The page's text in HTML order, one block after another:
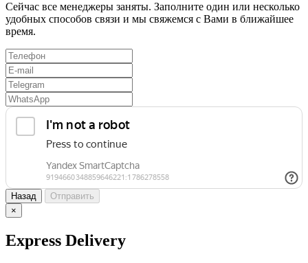
Сейчас все менеджеры заняты. Заполните один или несколько
удобных способов связи и мы свяжемся с Вами в ближайшее
время.
Назад
Отправить
×
Express Delivery